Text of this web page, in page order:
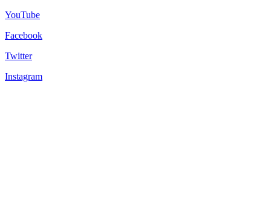
YouTube
Facebook
Twitter
Instagram